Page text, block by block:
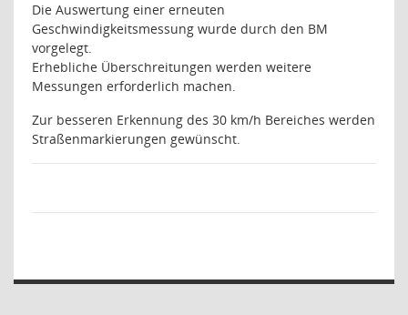
Die Auswertung einer erneuten
Geschwindigkeitsmessung wurde durch den BM
vorgelegt.
Erhebliche Überschreitungen werden weitere
Messungen erforderlich machen.
Zur besseren Erkennung des 30 km/h Bereiches werden
Straßenmarkierungen gewünscht.